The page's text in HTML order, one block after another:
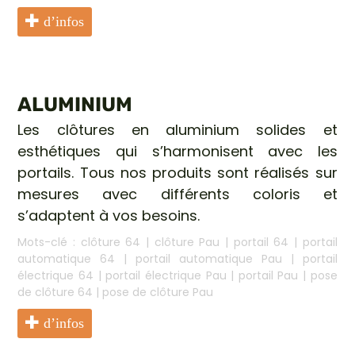
d’infos
ALUMINIUM
Les clôtures en aluminium solides et
esthétiques qui s’harmonisent avec les
portails. Tous nos produits sont réalisés sur
mesures avec différents coloris et
s’adaptent à vos besoins.
Mots-clé : clôture 64 | clôture Pau | portail 64 | portail
automatique 64 | portail automatique Pau | portail
électrique 64 | portail électrique Pau | portail Pau | pose
de clôture 64 | pose de clôture Pau
d’infos